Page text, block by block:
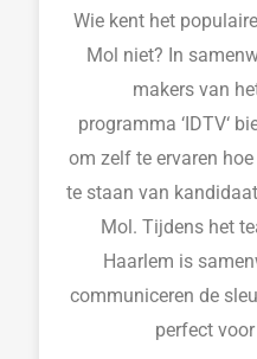
Wiekent het populaire
Mol niet? In
makers van
programma ‘IDTV‘
om zelf te ervaren
te staan van
Mol. Tijdens het
Haarlem is
communiceren de
perfect